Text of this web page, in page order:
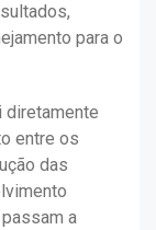
para o
diretamente
entre os
das
a